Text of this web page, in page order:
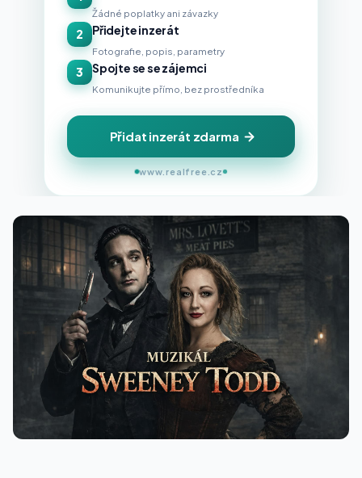
Žádné poplatky ani závazky
2 Přidejte inzerát
Fotografie, popis, parametry
3 Spojte se se zájemci
Komunikujte přímo, bez prostředníka
Přidat inzerát zdarma
www.realfree.cz